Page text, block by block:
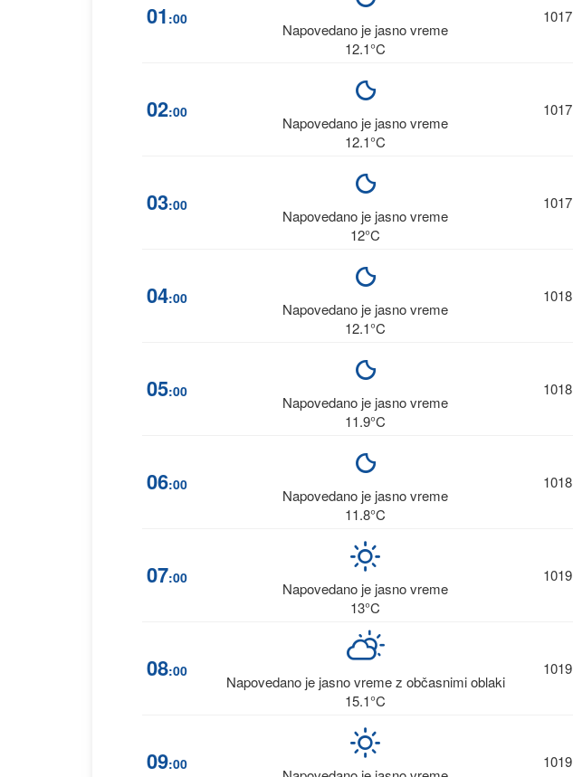
01 :00
Napovedano je jasno vreme
12.1°C
1017
02:00
Napovedano je jasno vreme
12.1°C
1017
03:00
Napovedano je jasno vreme
12°C
1017
04:00
Napovedano je jasno vreme
12.1°C
1018
05:00
Napovedano je jasno vreme
11.9°C
1018
06:00
Napovedano je jasno vreme
11.8°C
1018
07:00
Napovedano je jasno vreme
13°C
1019
08:00
Napovedano je jasno vreme z občasnimi oblaki
15.1°C
1019
09:00 1019